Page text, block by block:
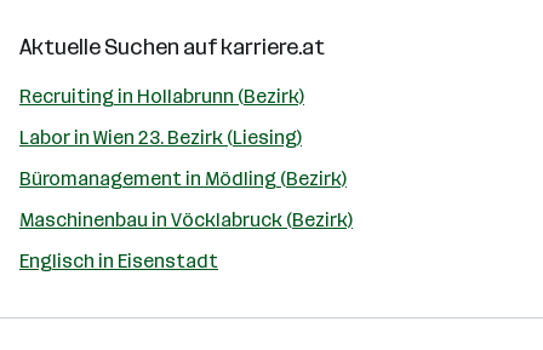
Aktuelle Suchen aufkarriere.at
Recruiting in Hollabrunn (Bezirk)
Labor in Wien 23. Bezirk (Liesing)
Büromanagement in Mödling (Bezirk)
Maschinenbau in Vöcklabruck (Bezirk)
Englisch in Eisenstadt